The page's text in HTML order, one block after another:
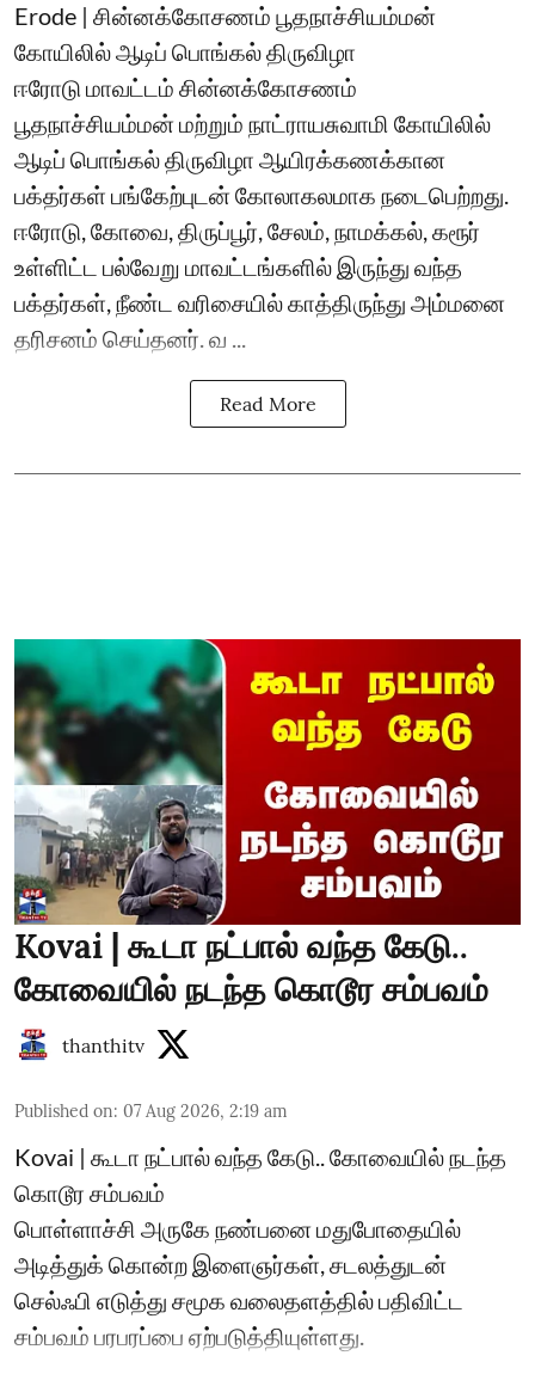
Erode | சின்னக்கோசணம் பூதநாச்சியம்மன்
கோயிலில் ஆடிப் பொங்கல் திருவிழா
ஈரோடு மாவட்டம் சின்னக்கோசணம்
பூதநாச்சியம்மன் மற்றும் நாட்ராயசுவாமி கோயிலில்
ஆடிப் பொங்கல் திருவிழா ஆயிரக்கணக்கான
பக்தர்கள் பங்கேற்புடன் கோலாகலமாக நடைபெற்றது.
ஈரோடு, கோவை, திருப்பூர், சேலம், நாமக்கல், கரூர்
உள்ளிட்ட பல்வேறு மாவட்டங்களில் இருந்து வந்த
பக்தர்கள், நீண்ட வரிசையில் காத்திருந்து அம்மனை
தரிசனம் செய்தனர். வ ...
Read More
Kovai | கூடா நட்பால் வந்த கேடு..
கோவையில் நடந்த கொடூர சம்பவம்
thanthitv
Published on: 07 Aug 2026, 2:19 am
Kovai | கூடா நட்பால் வந்த கேடு.. கோவையில் நடந்த
கொடூர சம்பவம்
பொள்ளாச்சி அருகே நண்பனை மதுபோதையில்
அடித்துக் கொன்ற இளைஞர்கள், சடலத்துடன்
செல்ஃபி எடுத்து சமூக வலைதளத்தில் பதிவிட்ட
சம்பவம் பரபரப்பை ஏற்படுத்தியுள்ளது.